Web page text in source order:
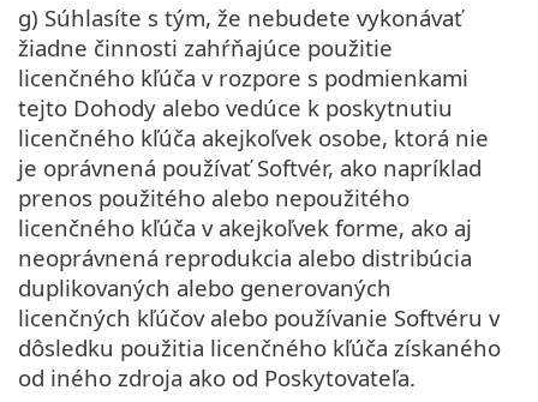
g) Súhlasíte s tým, že nebudete vykonávať
žiadne činnosti zahŕňajúce použitie
licenčného kľúča v rozpore s podmienkami
tejto Dohody alebo vedúce k poskytnutiu
licenčného kľúča akejkoľvek osobe, ktorá nie
je oprávnená používať Softvér, ako napríklad
prenos použitého alebo nepoužitého
licenčného kľúča v akejkoľvek forme, ako aj
neoprávnená reprodukcia alebo distribúcia
duplikovaných alebo generovaných
licenčných kľúčov alebo používanie Softvéru v
dôsledku použitia licenčného kľúča získaného
od iného zdroja ako od Poskytovateľa.